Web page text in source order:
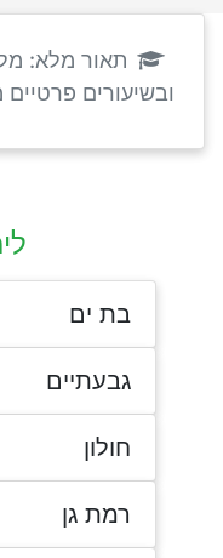
תאור מלא:
ובשיעורים
בת ים
גבעתיים
חולון
רמת גן